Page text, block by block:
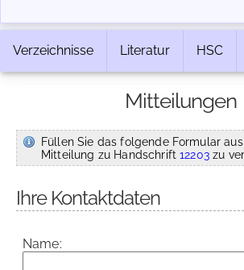
Verzeichnisse Literatur HSC
Mitteilungen
Füllen Sie das folgende Formular
Mitteilung zu Handschrift12203zu
Ihre Kontaktdaten
Name: